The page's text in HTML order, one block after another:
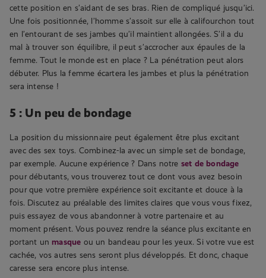
cette position en s’aidant de ses bras. Rien de compliqué jusqu’ici.
Une fois positionnée, l’homme s’assoit sur elle à califourchon tout
en l’entourant de ses jambes qu’il maintient allongées. S’il a du
mal à trouver son équilibre, il peut s’accrocher aux épaules de la
femme. Tout le monde est en place ? La pénétration peut alors
débuter. Plus la femme écartera les jambes et plus la pénétration
sera intense !
5 : Un peu de bondage
La position du missionnaire peut également être plus excitant
avec des sex toys. Combinez-la avec un simple set de bondage,
par exemple. Aucune expérience ? Dans notre set de bondage
pour débutants, vous trouverez tout ce dont vous avez besoin
pour que votre première expérience soit excitante et douce à la
fois. Discutez au préalable des limites claires que vous vous fixez,
puis essayez de vous abandonner à votre partenaire et au
moment présent. Vous pouvez rendre la séance plus excitante en
portant unmasque ou un bandeau pour les yeux. Si votre vue est
cachée, vos autres sens seront plus développés. Et donc, chaque
caresse sera encore plus intense.